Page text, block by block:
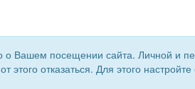
Вашем посещении сайта. Личной и
отказаться. Для этого